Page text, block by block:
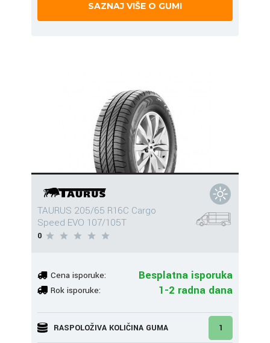
SAZNAJ VIŠE O GUMI
TAURUS 205/65 R16C Cargo
Speed EVO 107/105T
0
Cena isporuke: Besplatna isporuka
Rok isporuke: 1-2 radna dana
RASPOLOŽIVA KOLIČINA GUMA 1